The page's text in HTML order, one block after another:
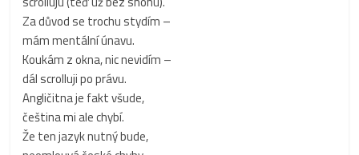
Za důvod se trochu stydím –
mám mentální únavu.
Koukám z okna, nic nevidím –
dál scrolluji po právu.
Angličitna je fakt všude,
čeština mi ale chybí.
Že ten jazyk nutný bude,